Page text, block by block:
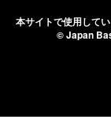
本サイトで使用して
© Japan